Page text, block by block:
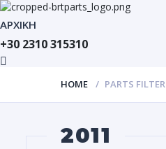
ΑΡΧΙΚΗ
+30 2310 315310
HOME PARTS FILTER
2011